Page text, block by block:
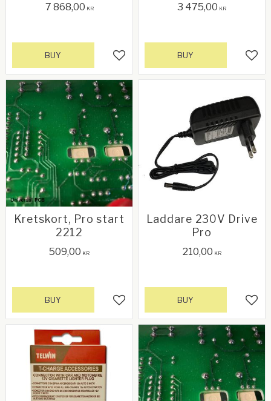
7 868,00 KR
Add to favorites
BUY
3 475,00 KR
BUY
Kretskort, Pro start
2212
509,00 KR
Add to favorites
BUY
Laddare 230V Drive
Pro
210,00 KR
BUY